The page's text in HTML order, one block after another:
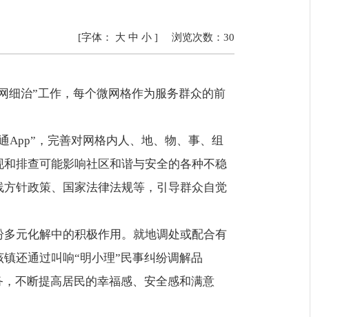
浏览次数： 30
[字体： 大 中 小 ]
治”工作，每个微网格作为服务群众的前
，完善对网格内人、地、物、事、组
排查可能影响社区和谐与安全的各种不稳
针政策、国家法律法规等，引导群众自觉
元化解中的积极作用。就地调处或配合有
还通过叫响“明小理”民事纠纷调解品
不断提高居民的幸福感、安全感和满意